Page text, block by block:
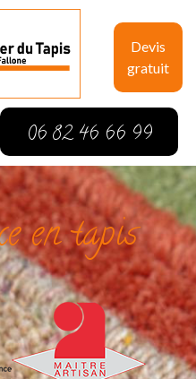
Devis
gratuit
06 82 46 66 99
en tapis